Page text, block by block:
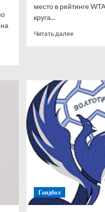
место в рейтинге
круга...
Читать далееПрочитать
Соболенко
уверенно
вышла
в
третий
круг
Гандбол